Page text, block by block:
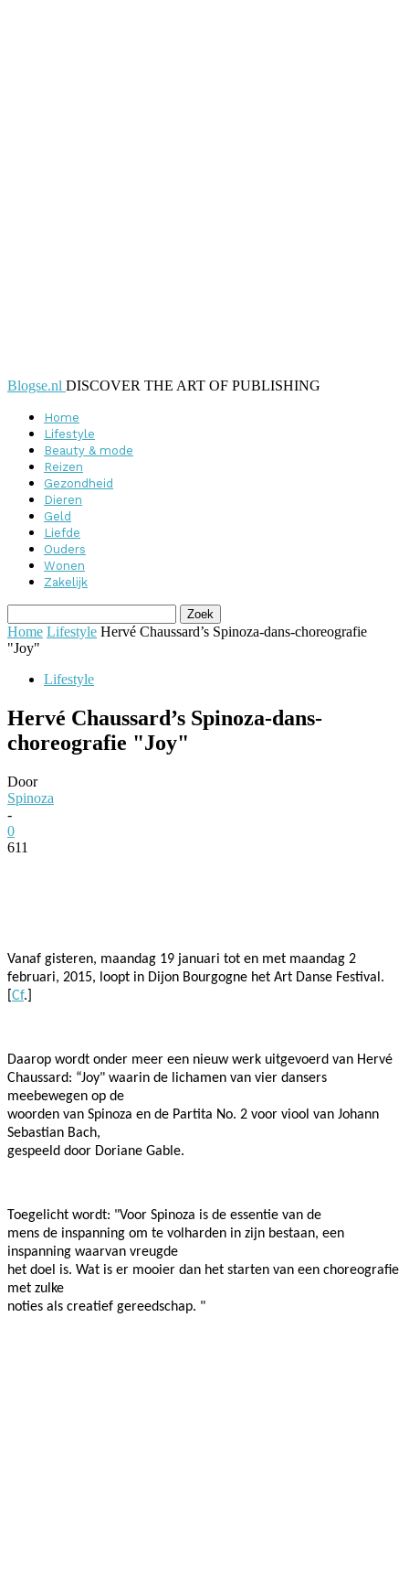
Blogse.nl DISCOVER THE ART OF PUBLISHING
Home
Lifestyle
Beauty & mode
Reizen
Gezondheid
Dieren
Geld
Liefde
Ouders
Wonen
Zakelijk
Home Lifestyle Hervé Chaussard’s Spinoza-dans-choreografie
"Joy"
Lifestyle
Hervé Chaussard’s Spinoza-dans-
choreografie "Joy"
Door
Spinoza
-
0
611
Vanaf gisteren, maandag 19 januari tot en met maandag 2
februari, 2015, loopt in Dijon Bourgogne het Art Danse Festival.
Cf.]
Daarop wordt onder meer een nieuw werk uitgevoerd van Hervé
Chaussard: “Joy" waarin de lichamen van vier dansers
meebewegen op de
woorden van Spinoza en de Partita No. 2 voor viool van Johann
Sebastian Bach,
gespeeld door Doriane Gable.
Toegelicht wordt: "Voor Spinoza is de essentie van de
mens de inspanning om te volharden in zijn bestaan, een
inspanning waarvan vreugde
het doel is. Wat is er mooier dan het starten van een choreografie
met zulke
noties als creatief gereedschap. "